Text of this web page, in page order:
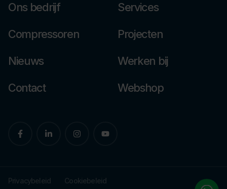
Ons bedrijf Services
Compressoren Projecten
Nieuws Werken bij
Contact Webshop
Privacybeleid Cookiebeleid